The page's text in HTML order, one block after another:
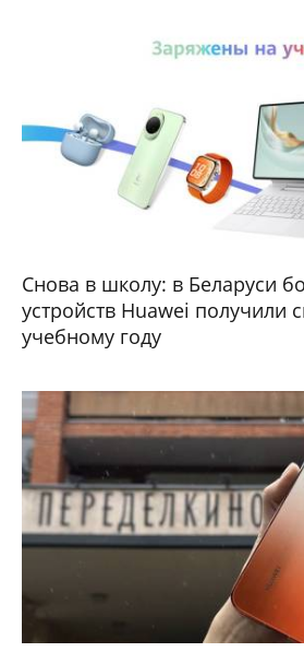
Снова в школу: в Беларуси
устройств Huawei получили
учебному году